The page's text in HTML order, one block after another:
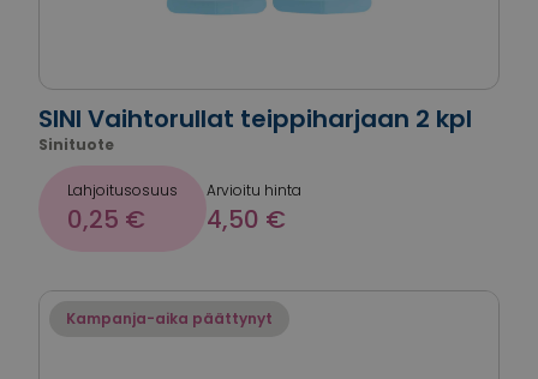
SINI Vaihtorullat teippiharjaan 2 kpl
Sinituote
Lahjoitusosuus
0,25 €
Arvioitu hinta
4,50 €
Kampanja-aika päättynyt